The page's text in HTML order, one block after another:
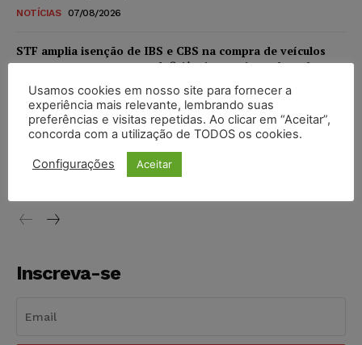
NOTÍCIAS 07/08/2026
STF amplia isenção de IBS e CBS na compra de veículos
novos para pessoas com deficiência e autistas de todos os
DIREITO TRIBUTÁRIO 07/08/2026
Justiça do Trabalho mantém justa causa de empregado que
vendia canetas emagrecedoras no local de trabalho
Inscreva-se
Usamos cookies em nosso site para fornecer a
experiência mais relevante, lembrando suas
preferências e visitas repetidas. Ao clicar em “Aceitar”,
concorda com a utilização de TODOS os cookies.
Configurações Aceitar